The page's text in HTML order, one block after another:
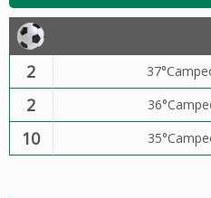
2
2
10